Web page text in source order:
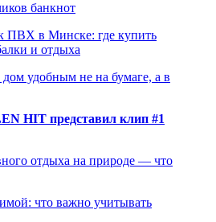
банкнот
ПВХ в Минске: где купить
и отдыха
удобным не на бумаге, а в
HIT представил клип #1
отдыха на природе — что
что важно учитывать